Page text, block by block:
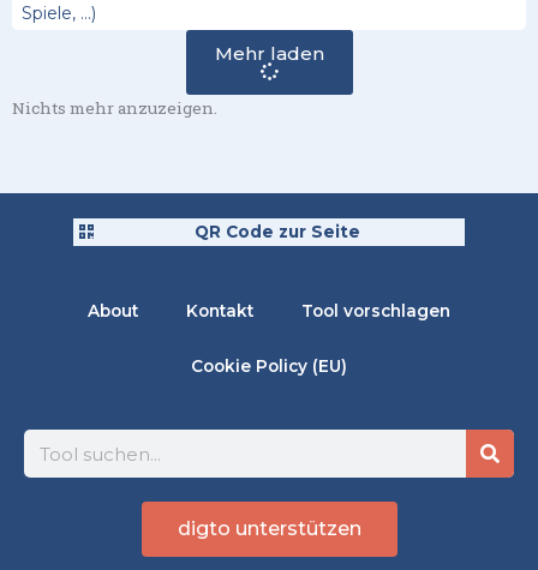
Spiele, …)
Mehr laden
Nichts mehr anzuzeigen.
QR Code zur Seite
About Kontakt Tool vorschlagen
Cookie Policy (EU)
digto unterstützen